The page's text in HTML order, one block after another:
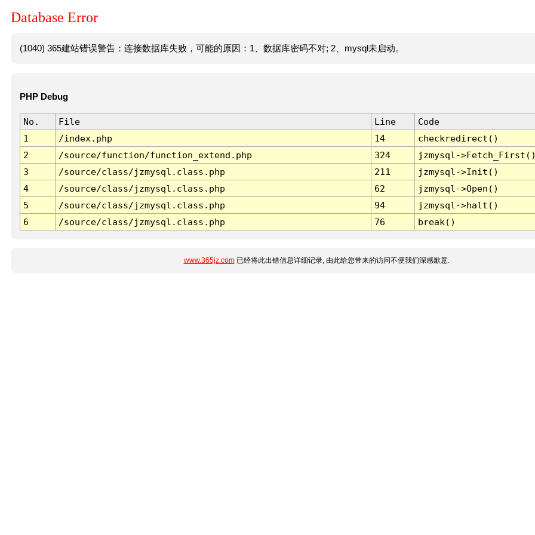
Database Error
(1040) 365建站错误警告：连接数据库失败，可能的原因：1、数据库密码不对; 2、mysql未启动。
PHP Debug
No. File Line
Code
1
/index.php 14
checkredirect()
2
/source/function/function_extend.php 324
jzmysql-
3
/source/class/jzmysql.class.php 211
jzmysql->Init()
4
/source/class/jzmysql.class.php 62
jzmysql->Open()
5
/source/class/jzmysql.class.php 94
jzmysql->halt()
6
/source/class/jzmysql.class.php 76 break()
www.365jz.com已经将此出错信息详细记录, 由此给您带来的访问不便我们深感歉意.